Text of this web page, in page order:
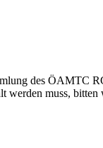
des ÖAMTC
werden muss,